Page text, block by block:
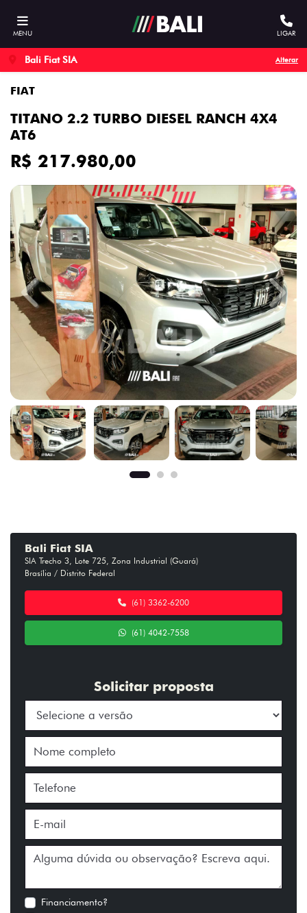
MENU LIGAR
Bali Fiat SIA Alterar
FIAT
TITANO 2.2 TURBO DIESEL RANCH 4X4
AT6
R$ 217.980,00
Previous Next
Bali Fiat SIA
SIA Trecho 3, Lote 725, Zona Industrial (Guará)
Brasília / Distrito Federal
(61) 3362-6200
(61) 4042-7558
Solicitar proposta
Financiamento?